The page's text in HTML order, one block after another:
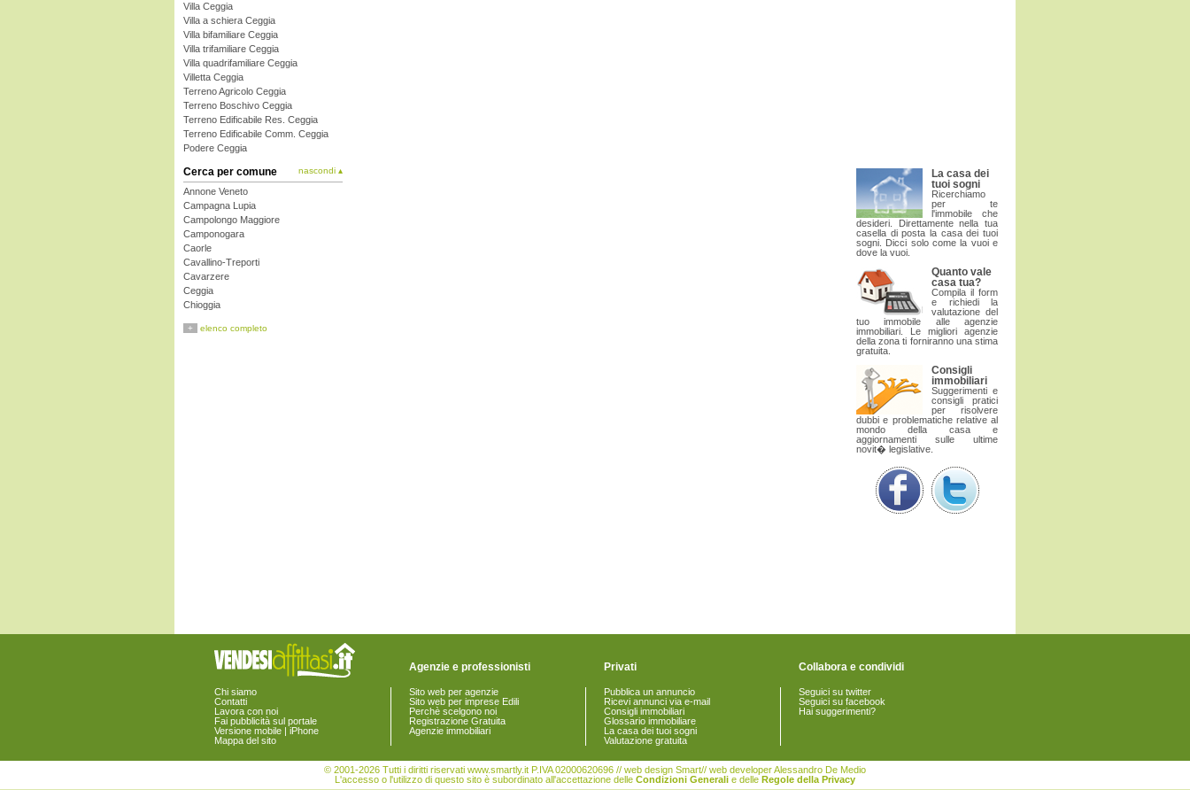
Villa Ceggia
Villa a schiera Ceggia
Villa bifamiliare Ceggia
Villa trifamiliare Ceggia
Villa quadrifamiliare Ceggia
Villetta Ceggia
Terreno Agricolo Ceggia
Terreno Boschivo Ceggia
Terreno Edificabile Res. Ceggia
Terreno Edificabile Comm. Ceggia
Podere Ceggia
Cerca per comune nascondi ▴
Annone Veneto
Campagna Lupia
Campolongo Maggiore
Camponogara
Caorle
Cavallino-Treporti
Cavarzere
Ceggia
Chioggia
Cona
San Donà di Piave
San Michele al Tagliamento
Santa Maria di Sala
Santo Stino di Livenza
+ elenco completo
La casa dei
tuoi sogni
Ricerchiamo
per te
l'immobile che
desideri. Direttamente nella tua
casella di posta la casa dei tuoi
sogni. Dicci solo come la vuoi e
dove la vuoi.
Quanto vale
casa tua?
Compila il form
e richiedi la
valutazione del
tuo immobile alle agenzie
immobiliari. Le migliori agenzie
della zona ti forniranno una stima
gratuita.
Consigli
immobiliari
Suggerimenti e
consigli pratici
per risolvere
dubbi e problematiche relative al
mondo della casa e
aggiornamenti sulle ultime
novit� legislative.
Chi siamo
Contatti
Lavora con noi
Fai pubblicità sul portale
Versione mobile | iPhone
Mappa del sito
Agenzie e professionisti
Sito web per agenzie
Sito web per imprese Edili
Perchè scelgono noi
Registrazione Gratuita
Agenzie immobiliari
Privati
Pubblica un annuncio
Ricevi annunci via e-mail
Consigli immobiliari
Glossario immobiliare
La casa dei tuoi sogni
Valutazione gratuita
Collabora e condividi
Seguici su twitter
Seguici su facebook
Hai suggerimenti?
© 2001-2026 Tutti i diritti riservati www.smartly.it P.IVA 02000620696 // web design Smart// web developer Alessandro De Medio
L'accesso o l'utilizzo di questo sito è subordinato all'accettazione delle Condizioni Generali e delle Regole della Privacy